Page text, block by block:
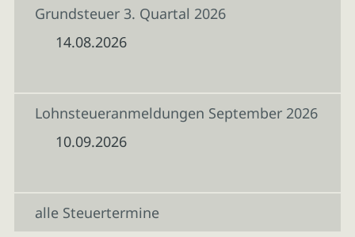
Grundsteuer 3. Quartal 2026
14.08.2026
Lohnsteueranmeldungen September 2026
10.09.2026
alle Steuertermine